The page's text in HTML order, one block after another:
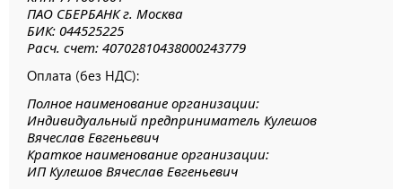
ПАО СБЕРБАНК г. Москва
БИК: 044525225
Расч. счет: 40702810438000243779
Оплата (без НДС):
Полное наименование организации:
Индивидуальный предприниматель Кулешов
Вячеслав Евгеньевич
Краткое наименование организации:
ИП Кулешов Вячеслав Евгеньевич